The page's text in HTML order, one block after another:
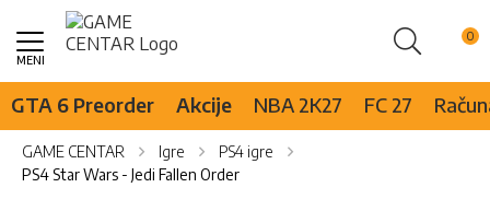
Pretraži
Skip
Content
GTA 6 Preorder Akcije NBA 2K27 FC 27
GAME CENTAR Igre
PS4 igre
PS4 Star Wars - Jedi Fallen Order